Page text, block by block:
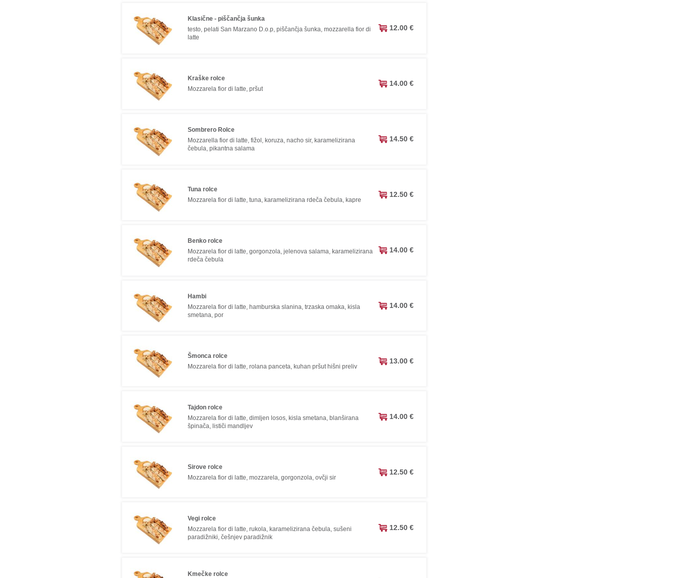
Klasične - piščančja šunka
testo, pelati San Marzano D.o.p, piščančja šunka, mozzarella fior di
latte
12.00 €
Kraške rolce
Mozzarela fior di latte, pršut
14.00 €
Sombrero Rolce
Mozzarella fior di latte, fižol, koruza, nacho sir, karamelizirana
čebula, pikantna salama
14.50 €
Tuna rolce
Mozzarela fior di latte, tuna, karamelizirana rdeča čebula, kapre
12.50 €
Benko rolce
Mozzarela fior di latte, gorgonzola, jelenova salama, karamelizirana
rdeča čebula
14.00 €
Hambi
Mozzarela fior di latte, hamburska slanina, trzaska omaka, kisla
smetana, por
14.00 €
Šmonca rolce
Mozzarela fior di latte, rolana panceta, kuhan pršut hišni preliv
13.00 €
Tajdon rolce
Mozzarela fior di latte, dimljen losos, kisla smetana, blanširana
špinača, lističi mandljev
14.00 €
Sirove rolce
Mozzarela fior di latte, mozzarela, gorgonzola, ovčji sir
12.50 €
Vegi rolce
Mozzarela fior di latte, rukola, karamelizirana čebula, sušeni
paradižniki, češnjev paradižnik
12.50 €
Kmečke rolce